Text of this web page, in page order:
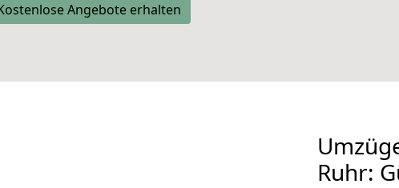
Angebote erhalten
Ruhr: